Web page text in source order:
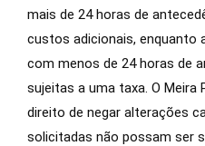
mais de 24 horas de
custos adicionais, enquanto
com menos de 24 horas de
sujeitas a uma taxa. O Meira
direito de negar alterações
solicitadas não possam ser